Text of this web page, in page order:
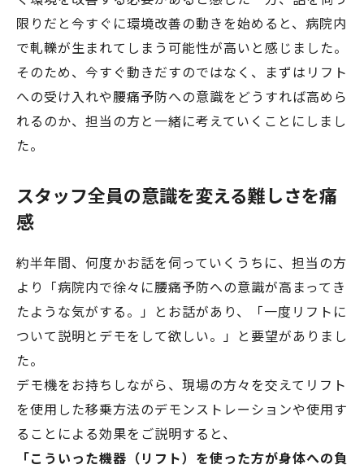
限りだと今すぐに環境改善の動きを始めると、病院内
で軋轢が生まれてしまう可能性が高いと感じました。
そのため、今すぐ動きだすのではなく、まずはリフト
への受け入れや腰痛予防への意識をどうすれば高めら
れるのか、担当の方と一緒に考えていくことにしまし
た。
スタッフ全員の意識を変える難しさを痛
感
約半年間、何度かお話を伺っていくうちに、担当の方
より「病院内で徐々に腰痛予防への意識が高まってき
たような気がする。」とお話があり、「一度リフトに
ついて説明とデモをして欲しい。」と要望がありまし
た。
デモ機をお持ちしながら、現場の方々を交えてリフト
を使用した移乗方法のデモンストレーションや使用す
ることによる効果をご説明すると、
「こういった機器（リフト）を使った方が身体への負